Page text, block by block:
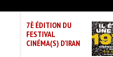
7È ÉDITION DU
FESTIVAL
CINÉMA(S) D’IRAN